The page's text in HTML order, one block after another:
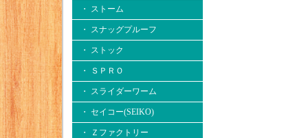
・ ストーム
・ スナッグプルーフ
・ ストック
・ ＳＰＲＯ
・ スライダーワーム
・ セイコー(SEIKO)
・ Ｚファクトリー